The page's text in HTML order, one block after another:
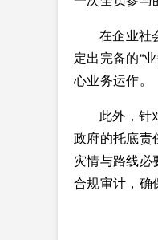
在企业社
定出完备的“
心业务运作。
此外，针
政府的托底责
灾情与路线必
合规审计，确